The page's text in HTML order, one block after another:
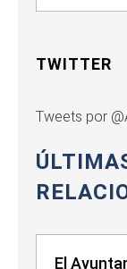
TWITTER
Tweets por
El